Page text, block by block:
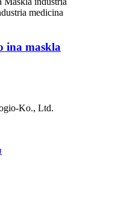
ina maskla
Ko., Ltd.